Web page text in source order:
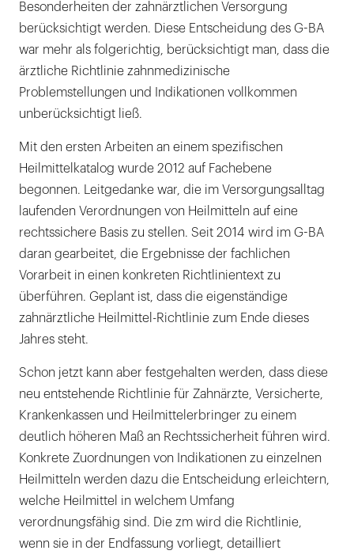
Besonderheiten der zahnärztlichen Versorgung
berücksichtigt werden. Diese Entscheidung des G-BA
war mehr als folgerichtig, berücksichtigt man, dass die
ärztliche Richtlinie zahnmedizinische
Problemstellungen und Indikationen vollkommen
unberücksichtigt ließ.
Mit den ersten Arbeiten an einem spezifischen
Heilmittelkatalog wurde 2012 auf Fachebene
begonnen. Leitgedanke war, die im Versorgungsalltag
laufenden Verordnungen von Heilmitteln auf eine
rechtssichere Basis zu stellen. Seit 2014 wird im G-BA
daran gearbeitet, die Ergebnisse der fachlichen
Vorarbeit in einen konkreten Richtlinientext zu
überführen. Geplant ist, dass die eigenständige
zahnärztliche Heilmittel-Richtlinie zum Ende dieses
Jahres steht.
Schon jetzt kann aber festgehalten werden, dass diese
neu entstehende Richtlinie für Zahnärzte, Versicherte,
Krankenkassen und Heilmittelerbringer zu einem
deutlich höheren Maß an Rechtssicherheit führen wird.
Konkrete Zuordnungen von Indikationen zu einzelnen
Heilmitteln werden dazu die Entscheidung erleichtern,
welche Heilmittel in welchem Umfang
verordnungsfähig sind. Die zm wird die Richtlinie,
wenn sie in der Endfassung vorliegt, detailliert